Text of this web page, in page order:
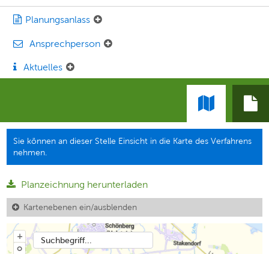
Planungsanlass
Ansprechperson
Aktuelles
Sie können an dieser Stelle Einsicht in die Karte des Verfahrens
nehmen.
Planzeichnung herunterladen
Kartenebenen ein/ausblenden
Suchbegriff...
+
o